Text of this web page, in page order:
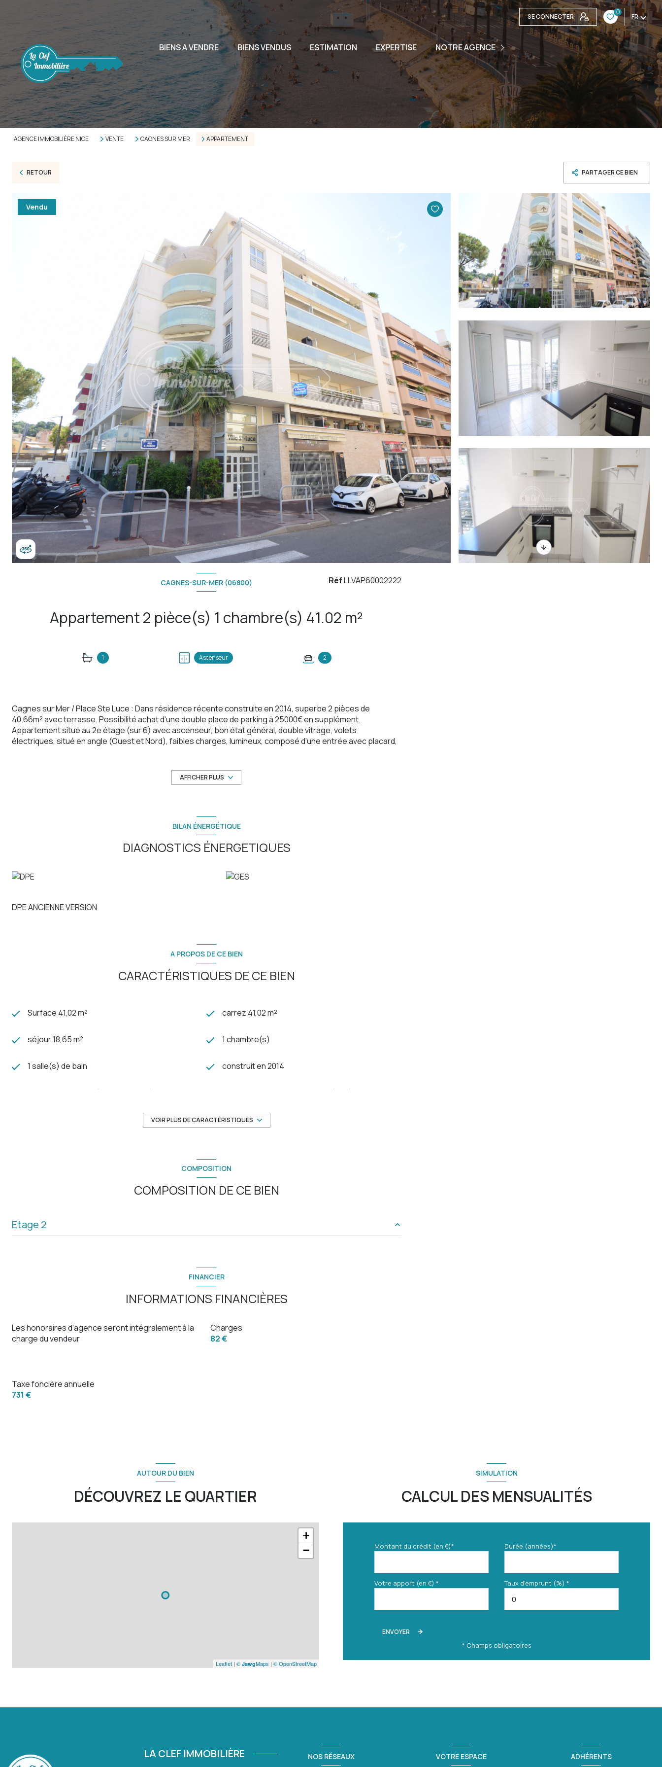
SE CONNECTER
0
FR
BIENS A VENDRE BIENS VENDUS ESTIMATION EXPERTISE NOTRE AGENCE
L'AGENCE
L'EQUIPE
NOUS CONTACTER
AGENCE IMMOBILIÈRE NICE VENTE CAGNES SUR MER APPARTEMENT
RETOUR PARTAGER CE BIEN
Vendu
CAGNES-SUR-MER (06800)
Appartement 2 pièce(s) 1 chambre(s) 41.02 m²
1 Ascenseur 2
RéfLLVAP60002222
Cagnes sur Mer / Place Ste Luce : Dans résidence récente construite en 2014, superbe 2 pièces de
40.66m² avec terrasse. Possibilité achat d'une double place de parking à 25000€ en supplément.
Appartement situé au 2e étage (sur 6) avec ascenseur, bon état général, double vitrage, volets
électriques, situé en angle (Ouest et Nord), faibles charges, lumineux, composé d'une entrée avec placard,
Les informations sur les risques auxquels ce bien est exposé sont disponibles sur le site
AFFICHER PLUS
BILAN ÉNERGÉTIQUE
DIAGNOSTICS ÉNERGETIQUES
DPE ANCIENNE VERSION
A PROPOS DE CE BIEN
CARACTÉRISTIQUES DE CE BIEN
Surface 41,02 m² carrez 41,02 m²
séjour 18,65 m² 1 chambre(s)
1 salle(s) de bain construit en 2014
cuisine américaine (semi-équipée) Chauffage collectif : radiateur (gaz)
6 niveau(x)
vue Dégagée
VOIR PLUS DE CARACTÉRISTIQUES
COMPOSITION
COMPOSITION DE CE BIEN
Etage 2
terrasse
FINANCIER
INFORMATIONS FINANCIÈRES
Les honoraires d'agence seront intégralement à la
charge du vendeur
Charges
82 €
Taxe foncière annuelle
731 €
AUTOUR DU BIEN
DÉCOUVREZ LE QUARTIER
+
−
Leaflet | © JawgMaps | © OpenStreetMap
SIMULATION
CALCUL DES MENSUALITÉS
Montant du crédit (en €)* Durée (années)*
Votre apport (en €) * Taux d'emprunt (%) *
ENVOYER
* Champs obligatoires
LA CLEF IMMOBILIÈRE NOS RÉSEAUX VOTRE ESPACE ADHÉRENTS